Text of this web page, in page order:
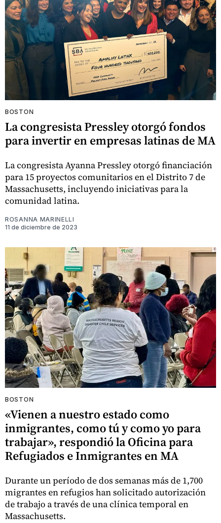
BOSTON
La congresista Pressley otorgó fondos
para invertir en empresas latinas de MA
La congresista Ayanna Pressley otorgó financiación
para 15 proyectos comunitarios en el Distrito 7 de
Massachusetts, incluyendo iniciativas para la
comunidad latina.
ROSANNA MARINELLI
11 de diciembre de 2023
BOSTON
«Vienen a nuestro estado como
inmigrantes, como tú y como yo para
trabajar», respondió la Oficina para
Refugiados e Inmigrantes en MA
Durante un período de dos semanas más de 1,700
migrantes en refugios han solicitado autorización
de trabajo a través de una clínica temporal en
Massachusetts.